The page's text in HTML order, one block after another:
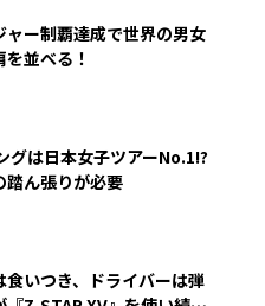
ャー制覇達成で世界の男女
並べる！
グは日本女子ツアーNo.1!?
踏ん張りが必要
食いつき、ドライバーは弾